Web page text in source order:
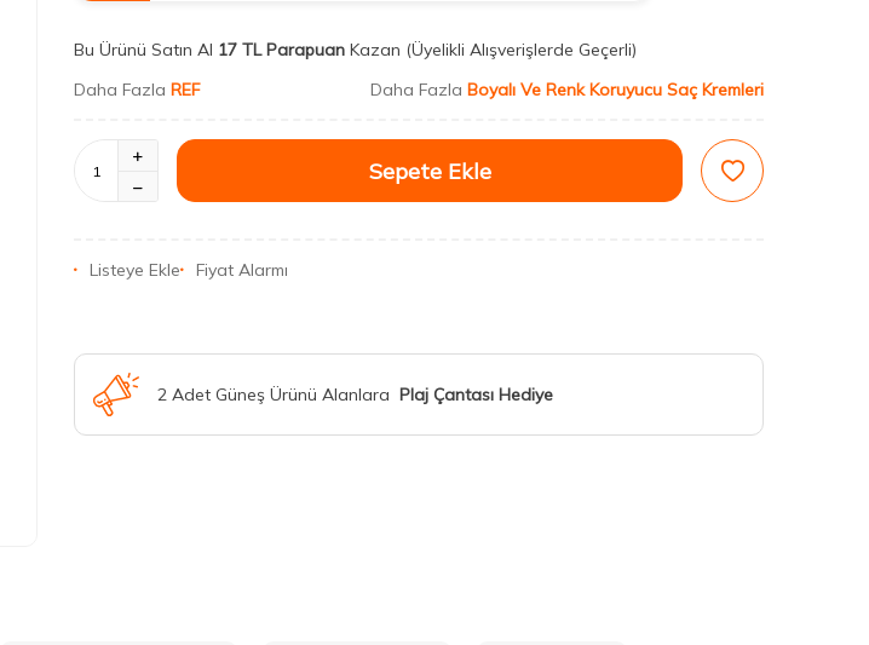
Bu Ürünü Satın Al 17 TL Parapuan Kazan (Üyelikli Alışverişlerde Geçerli)
Daha Fazla REF Daha Fazla Boyalı Ve Renk Koruyucu Saç Kremleri
Sepete Ekle
Listeye Ekle Fiyat Alarmı
2 Adet Güneş Ürünü Alanlara Plaj Çantası Hediye